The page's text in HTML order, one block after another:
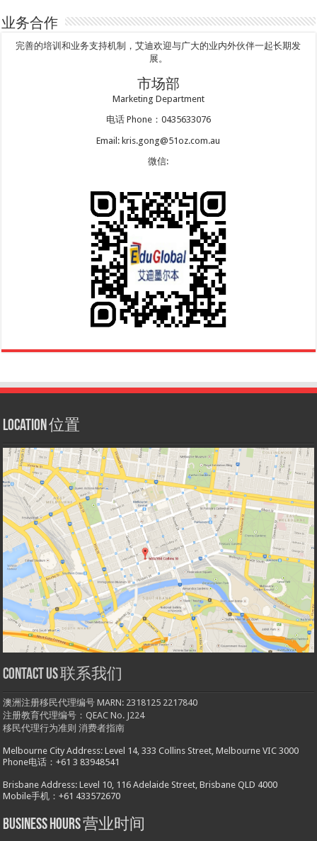
业务合作
完善的培训和业务支持机制，艾迪欢迎与广大的业内外伙伴一起长期发
展。
市场部
Marketing Department
电话 Phone：0435633076
Email: kris.gong@51oz.com.au
微信:
Location 位置
Contact us 联系我们
澳洲注册移民代理编号 MARN: 2318125 2217840
注册教育代理编号：QEAC No. J224
移民代理行为准则 消费者指南
Melbourne City Address: Level 14, 333 Collins Street, Melbourne VIC 3000
Phone电话：+61 3 83948541
Brisbane Address: Level 10, 116 Adelaide Street, Brisbane QLD 4000
Mobile手机：+61 433572670
Business hours 营业时间